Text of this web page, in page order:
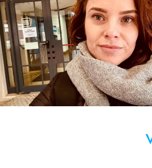
Joseane Bassani no
de Química e Bioquímica da
Faculdade de Ciência e
do Algarve